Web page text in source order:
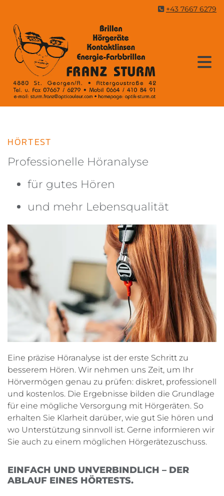
 +43 7667 6279
HÖRTEST
Professionelle Höranalyse
für gutes Hören
und mehr Lebensqualität
Eine präzise Höranalyse ist der erste Schritt zu
besserem Hören. Wir nehmen uns Zeit, um Ihr
Hörvermögen genau zu prüfen: diskret, professionell
und kostenlos. Die Ergebnisse bilden die Grundlage
für eine mögliche Versorgung mit Hörgeräten. So
erhalten Sie Klarheit darüber, wie gut Sie hören und
wo Unterstützung sinnvoll ist. Gerne informieren wir
Sie auch zu einem möglichen Hörgerätezuschuss.
EINFACH UND UNVERBINDLICH – DER
ABLAUF EINES HÖRTESTS.